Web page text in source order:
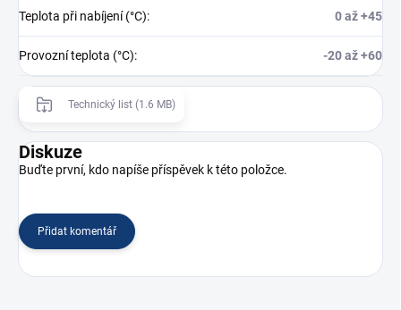
Teplota při nabíjení (°C): 0 až +45
Provozní teplota (°C): -20 až +60
Technický list (1.6 MB)
Diskuze
Buďte první, kdo napíše příspěvek k této položce.
Přidat komentář